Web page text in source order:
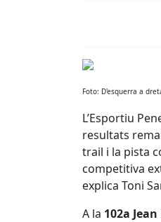
Foto: D'esquerra a
L’Esportiu
resultats
trail i la pista
competitiva
explica Toni
A la 102a